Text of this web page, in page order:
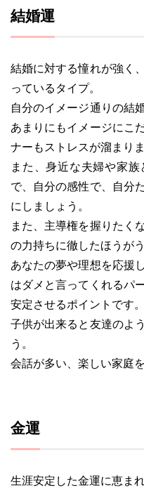
結婚運
結婚に対する憧れが強く
っているタイプ。
自分のイメージ通りの結
あまりにもイメージにこ
ナーもストレスが溜まりま
また、身近な夫婦や家
で、自分の感性で、自分
にしましょう。
また、主導権を握りたく
の力持ちに徹したほうが
あなたの夢や理想を応援
はダメと言ってくれるパ
安定させるポイントです。
子供が出来ると友達のよ
う。
会話が多い、楽しい家庭
金運
生涯安定した金運に恵ま